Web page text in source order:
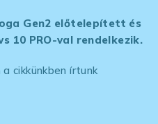
Gen2 előtelepített és
10 PRO-val rendelkezik.
cikkünkben írtunk